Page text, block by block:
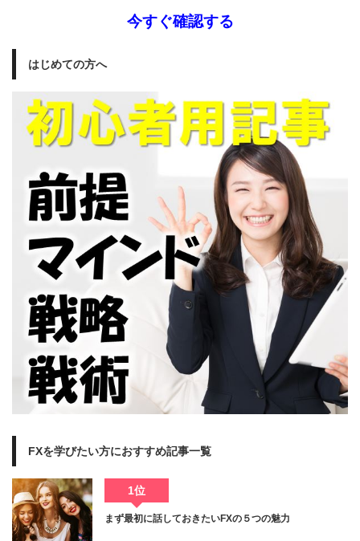
今すぐ確認する
はじめての方へ
FXを学びたい方におすすめ記事一覧
1位
まず最初に話しておきたいFXの５つの魅力